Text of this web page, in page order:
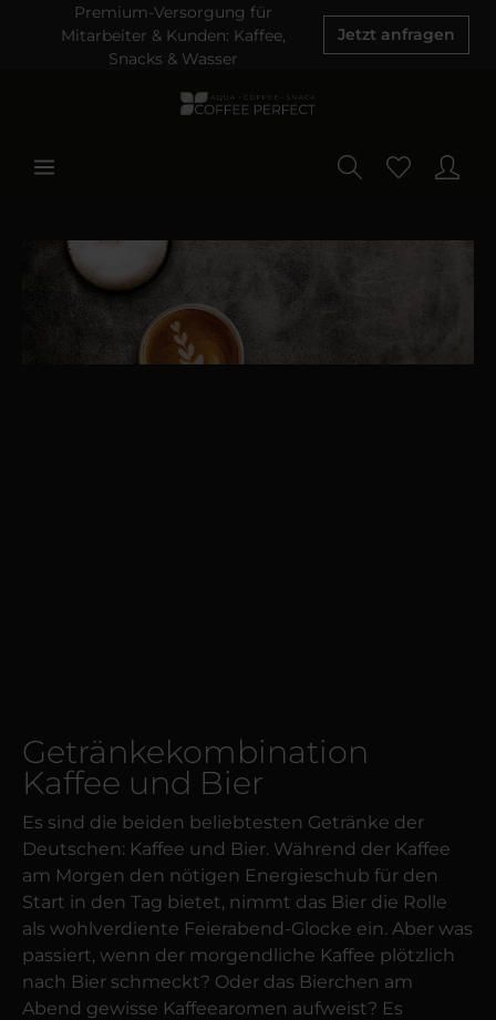
Premium-Versorgung für
Mitarbeiter & Kunden: Kaffee,
Snacks & Wasser
Jetzt anfragen
Getränkekombination
Kaffee und Bier
Es sind die beiden beliebtesten Getränke der
Deutschen: Kaffee und Bier. Während der Kaffee
am Morgen den nötigen Energie­schub für den
Start in den Tag bietet, nimmt das Bier die Rolle
als wohl­verdiente Feier­abend-Glocke ein. Aber was
passiert, wenn der morgendliche Kaffee plötzlich
nach Bier schmeckt? Oder das Bierchen am
Abend gewisse Kaffee­aromen aufweist? Es